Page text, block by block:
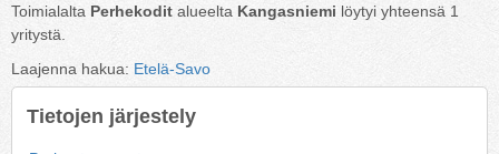
Toimialalta Perhekodit alueelta Kangasniemi löytyi yhteensä 1
yritystä.
Laajenna hakua: Etelä-Savo
Tietojen järjestely